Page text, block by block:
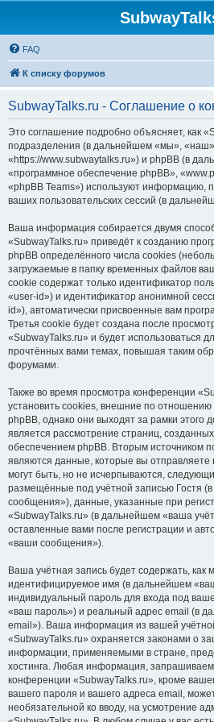
FAQ
К списку форумов
SubwayTalks.ru - Соглашение о
Это соглашение подробно объясняет, как
подразделения (в дальнейшем «мы»,
«https://www.subwaytalks.ru») и phpBB (в
«программное обеспечение phpBB»,
«phpBB Teams») используют информацию,
ваших пользовательских сессий (в
Ваша информация собирается двумя
«SubwayTalks.ru» приведёт к созданию
phpBB определённого числа cookies
загружаемые в папку временных файлов
cookie содержат только идентификатор
«user-id») и идентификатор анонимной
id»), автоматически присвоенные вам
Третья cookie будет создана после
«SubwayTalks.ru» и будет использоваться
прочтённых вами темах, повышая таким
форумами.
Также во время просмотра конференции
установить cookies, внешние по
phpBB, однако они выходят за рамки этого
является рассмотрение страниц,
обеспечением phpBB. Вторым источником
являются данные, которые вы
могут быть, но не исчерпываются,
размещённые под учётной записью Гостя
сообщения»), данные, указанные при
«SubwayTalks.ru» (в дальнейшем «ваша
оставленные вами после регистрации и
«ваши сообщения»).
Ваша учётная запись будет содержать, как
идентифицируемое имя (в дальнейшем
индивидуальный пароль для входа под
«ваш пароль») и реальный адрес email (в
email»). Ваша информация из вашей
«SubwayTalks.ru» охраняется законами о
информации, применяемыми в стране,
хостинга. Любая информация,
конференции «SubwayTalks.ru», кроме
вашего пароля и вашего адреса email,
необязательной ко вводу, на усмотрение